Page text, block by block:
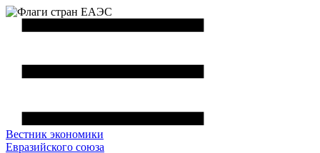
Вестник экономики
Евразийского союза